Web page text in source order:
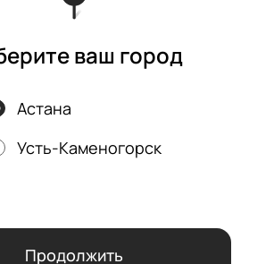
согласно нашейполитике
Публичная оферта
кэшбэк − в нашем приложении!
ваш город
Астана
Усть-Каменогорск